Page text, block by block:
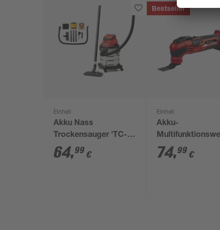
Einhell
Akku Nass
Trockensauger 'TC-
VC 18/20 Li Solo
Power X-Change'
64,99 €
Bestseller
Einhell
Akku-
'VARRITO' ohne
und Ladegerät
74,99 €